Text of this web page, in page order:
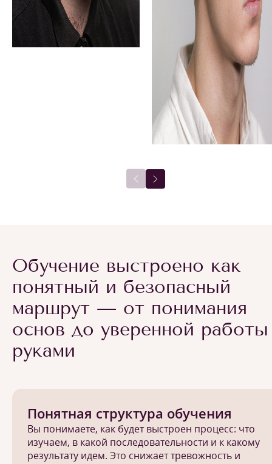
Обучение выстроено как
понятный и безопасный
маршрут — от понимания
основ до уверенной работы
руками
Понятная структура обучения
Вы понимаете, как будет выстроен процесс: что
изучаем, в какой последовательности и к какому
результату идем. Это снижает тревожность и